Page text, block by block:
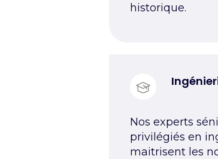
historique.
Nos experts
privilégiés en
maitrisent les